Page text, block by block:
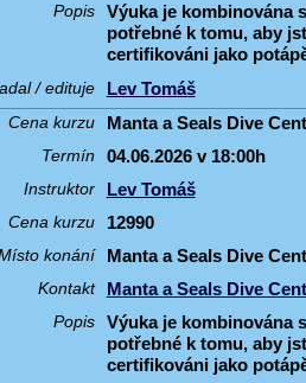
Popis
Výuka je kombinována
potřebné k tomu, aby
certifikováni jako
/ edituje Lev Tomáš
Cena kurzu Manta a Seals Dive
Termín 04.06.2026 v 18:00h
Instruktor Lev Tomáš
Cena kurzu 12990
konání Manta a Seals Dive
Kontakt Manta a Seals Dive
Popis
Výuka je kombinována
potřebné k tomu, aby
certifikováni jako